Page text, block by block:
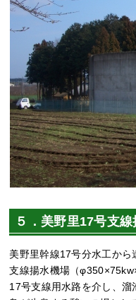
５．美野里17号支
美野里幹線17号分水工か
支線揚水機場（
17号支線用水路を介し、溜